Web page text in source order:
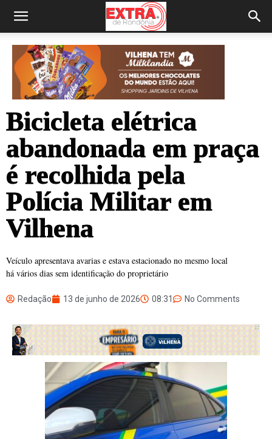
Bicicleta elétrica
abandonada em praça
é recolhida pela
Polícia Militar em
Vilhena
Veículo apresentava avarias e estava estacionado no mesmo local
há vários dias sem identificação do proprietário
Redação 13 de junho de 2026 08:31 No Comments